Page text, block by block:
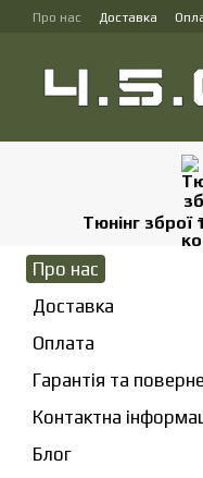
Перейти до основного
Про нас Доставка
Тюнінг зброї
Про нас
Доставка
Оплата
Гарантія та
Контактна
Блог